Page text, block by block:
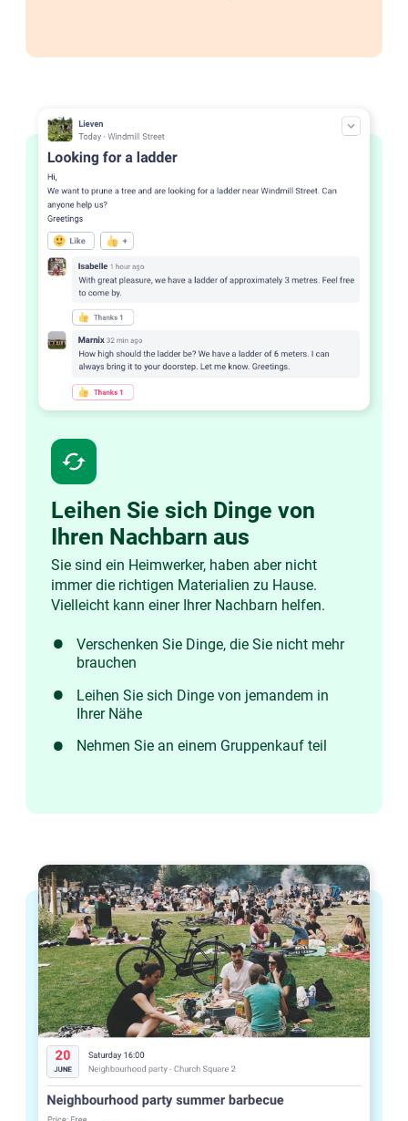
cached
Leihen Sie sich Dinge von
Ihren Nachbarn aus
Sie sind ein Heimwerker, haben aber nicht
immer die richtigen Materialien zu Hause.
Vielleicht kann einer Ihrer Nachbarn helfen.
Verschenken Sie Dinge, die Sie nicht mehr
brauchen
Leihen Sie sich Dinge von jemandem in
Ihrer Nähe
Nehmen Sie an einem Gruppenkauf teil